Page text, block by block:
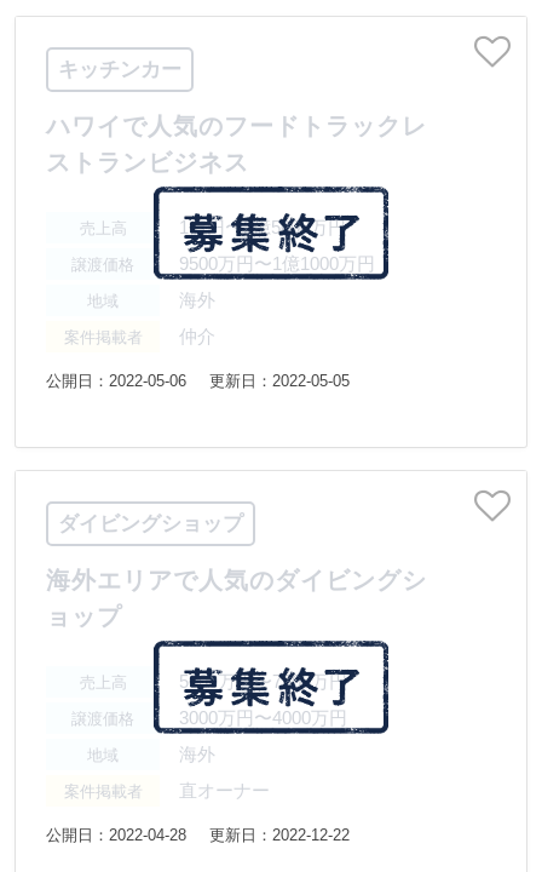
キッチンカー
ハワイで人気のフードトラックレ
ストランビジネス
売上高 1億円〜2億5000万円
譲渡価格 9500万円〜1億1000万円
地域 海外
案件掲載者 仲介
公開日：2022-05-06 更新日：2022-05-05
ダイビングショップ
海外エリアで人気のダイビングシ
ョップ
売上高 5000万円〜7500万円
譲渡価格 3000万円〜4000万円
地域 海外
案件掲載者 直オーナー
公開日：2022-04-28 更新日：2022-12-22